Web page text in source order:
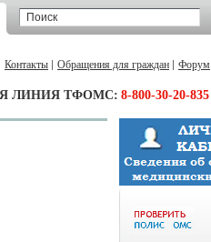
Контакты Обращения для граждан Форум
ЛИНИЯ ТФОМС: 8-800-30-20-835